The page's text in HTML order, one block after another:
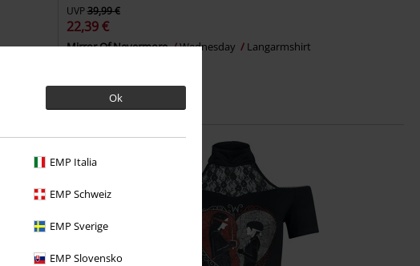
Ok
EMP Italia
EMP Schweiz
EMP Sverige
EMP Slovensko
UVP39,99 €
22,39 €
Mirror Of Nevermore Wednesday Langarmshirt